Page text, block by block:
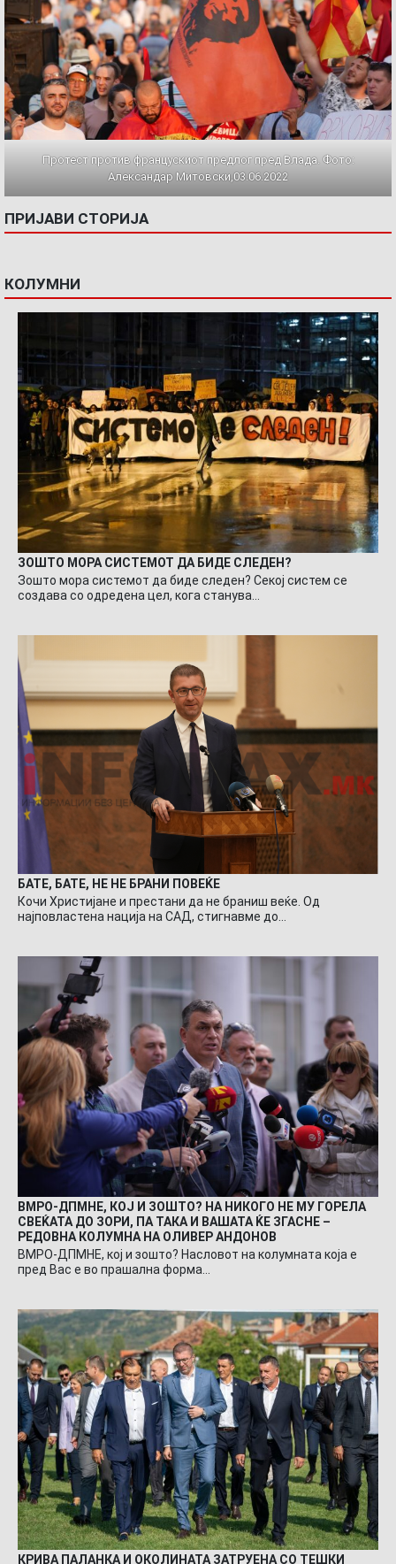
Протест против францускиот предлог пред Влада. Фото:
Александар Митовски,03.06.2022
ПРИЈАВИ СТОРИЈА
КОЛУМНИ
ЗОШТО МОРА СИСТЕМОТ ДА БИДЕ СЛЕДЕН?
Зошто мора системот да биде следен? Секој систем се
создава со одредена цел, кога станува…
БАТЕ, БАТЕ, НЕ НЕ БРАНИ ПОВЕЌЕ
Кочи Христијане и престани да не браниш веќе. Од
најповластена нација на САД, стигнавме до…
ВМРО-ДПМНЕ, КОЈ И ЗОШТО? НА НИКОГО НЕ МУ ГОРЕЛА
СВЕЌАТА ДО ЗОРИ, ПА ТАКА И ВАШАТА ЌЕ ЗГАСНЕ –
РЕДОВНА КОЛУМНА НА ОЛИВЕР АНДОНОВ
ВМРО-ДПМНЕ, кој и зошто? Насловот на колумната која е
пред Вас е во прашална форма…
КРИВА ПАЛАНКА И ОКОЛИНАТА ЗАТРУЕНА СО ТЕШКИ